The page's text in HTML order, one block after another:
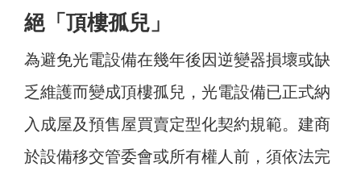
絕「頂樓孤兒」
為避免光電設備在幾年後因逆變器損壞或缺
乏維護而變成頂樓孤兒，光電設備已正式納
入成屋及預售屋買賣定型化契約規範。建商
於設備移交管委會或所有權人前，須依法完